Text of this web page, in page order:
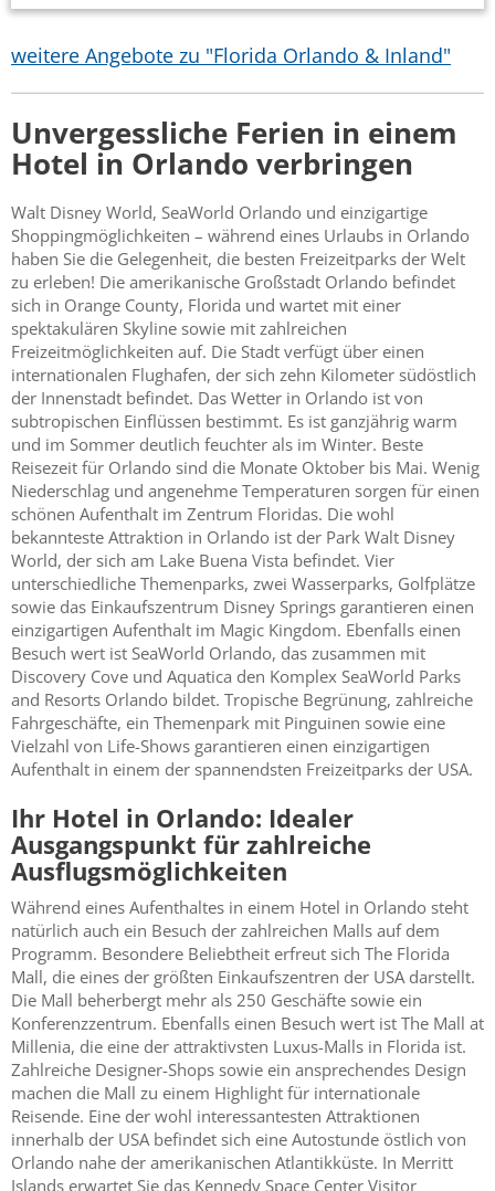
weitere Angebote zu "Florida Orlando & Inland"
Unvergessliche Ferien in einem
Hotel in Orlando verbringen
Walt Disney World, SeaWorld Orlando und einzigartige
Shoppingmöglichkeiten – während eines Urlaubs in Orlando
haben Sie die Gelegenheit, die besten Freizeitparks der Welt
zu erleben! Die amerikanische Großstadt Orlando befindet
sich in Orange County, Florida und wartet mit einer
spektakulären Skyline sowie mit zahlreichen
Freizeitmöglichkeiten auf. Die Stadt verfügt über einen
internationalen Flughafen, der sich zehn Kilometer südöstlich
der Innenstadt befindet. Das Wetter in Orlando ist von
subtropischen Einflüssen bestimmt. Es ist ganzjährig warm
und im Sommer deutlich feuchter als im Winter. Beste
Reisezeit für Orlando sind die Monate Oktober bis Mai. Wenig
Niederschlag und angenehme Temperaturen sorgen für einen
schönen Aufenthalt im Zentrum Floridas. Die wohl
bekannteste Attraktion in Orlando ist der Park Walt Disney
World, der sich am Lake Buena Vista befindet. Vier
unterschiedliche Themenparks, zwei Wasserparks, Golfplätze
sowie das Einkaufszentrum Disney Springs garantieren einen
einzigartigen Aufenthalt im Magic Kingdom. Ebenfalls einen
Besuch wert ist SeaWorld Orlando, das zusammen mit
Discovery Cove und Aquatica den Komplex SeaWorld Parks
and Resorts Orlando bildet. Tropische Begrünung, zahlreiche
Fahrgeschäfte, ein Themenpark mit Pinguinen sowie eine
Vielzahl von Life-Shows garantieren einen einzigartigen
Aufenthalt in einem der spannendsten Freizeitparks der USA.
Ihr Hotel in Orlando: Idealer
Ausgangspunkt für zahlreiche
Ausflugsmöglichkeiten
Während eines Aufenthaltes in einem Hotel in Orlando steht
natürlich auch ein Besuch der zahlreichen Malls auf dem
Programm. Besondere Beliebtheit erfreut sich The Florida
Mall, die eines der größten Einkaufszentren der USA darstellt.
Die Mall beherbergt mehr als 250 Geschäfte sowie ein
Konferenzzentrum. Ebenfalls einen Besuch wert ist The Mall at
Millenia, die eine der attraktivsten Luxus-Malls in Florida ist.
Zahlreiche Designer-Shops sowie ein ansprechendes Design
machen die Mall zu einem Highlight für internationale
Reisende. Eine der wohl interessantesten Attraktionen
innerhalb der USA befindet sich eine Autostunde östlich von
Orlando nahe der amerikanischen Atlantikküste. In Merritt
Islands erwartet Sie das Kennedy Space Center Visitor